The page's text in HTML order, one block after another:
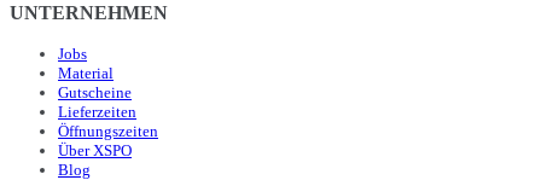
UNTERNEHMEN
Jobs
Material
Gutscheine
Lieferzeiten
Öffnungszeiten
Über XSPO
Blog